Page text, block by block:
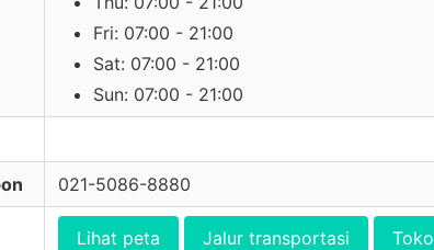
Fri: 07:00 - 21:00
Sat: 07:00 - 21:00
Sun: 07:00 - 21:00
021-5086-8880
Lihat peta Jalur transportasi Toko